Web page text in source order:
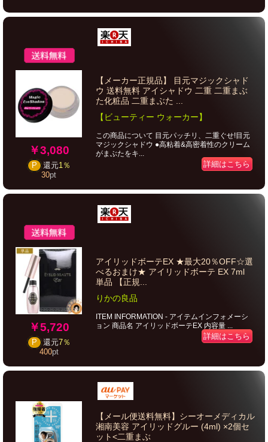
￥3,080
P 還元1％
30pt
【メーカー正規品】 目元マジックシャド
ウ 送料無料 アイシャドウ 二重 二重まぶ
た化粧品 二重まぶた ...
【ビューティー ウォーカー】
この商品について 目元パッチリ、二重ぐせ!目元
マジックシャドウ ●高粘着&高密着性のクリーム
がまぶたをキ...
詳細はこちら
￥5,720
P 還元7％
400pt
アイリッドボーテEX ★最大20％OFF☆選
べるおまけ★ アイリッドボーテ EX 7ml
単品 【正規...
りかの良品
ITEM INFORMATION - アイテムインフォメーシ
ョン 商品名 アイリッドボーテEX 内容量 ...
詳細はこちら
【メール便送料無料】シーオーメディカル
湘南美容 アイリッドグルー (4ml) ×2個セ
ット<二重まぶ